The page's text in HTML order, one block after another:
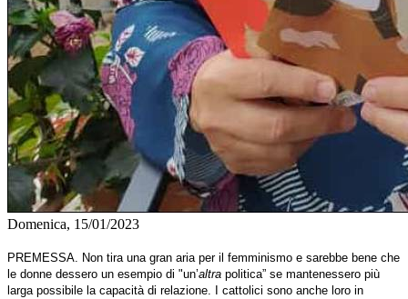
Domenica, 15/01/2023
PREMESSA. Non tira una gran aria per il femminismo e sarebbe bene che
le donne dessero un esempio di "un’altra politica” se mantenessero più
larga possibile la capacità di relazione. I cattolici sono anche loro in